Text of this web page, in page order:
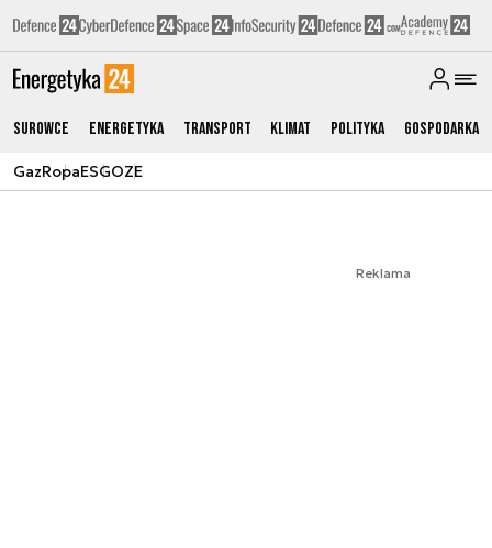
Surowce Energetyka Transport Klimat Polityka Gospodarka
GazRopaESGOZE
Reklama